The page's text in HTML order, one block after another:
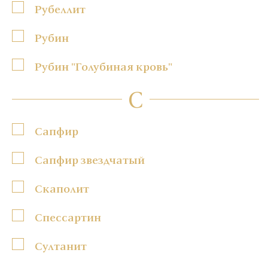
Рубеллит
Рубин
Рубин "Голубиная кровь"
С
Сапфир
Сапфир звездчатый
Скаполит
Спессартин
Султанит